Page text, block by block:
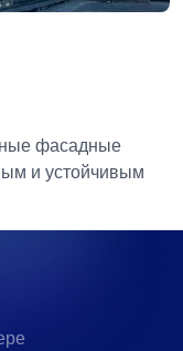
фасадные
и устойчивым